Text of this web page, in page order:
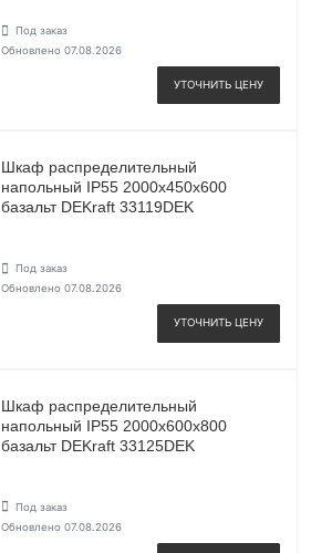
Под заказ
Обновлено 07.08.2026
УТОЧНИТЬ ЦЕНУ
Шкаф распределительный
напольный IP55 2000х450х600
базальт DEKraft 33119DEK
Под заказ
Обновлено 07.08.2026
УТОЧНИТЬ ЦЕНУ
Шкаф распределительный
напольный IP55 2000х600х800
базальт DEKraft 33125DEK
Под заказ
Обновлено 07.08.2026